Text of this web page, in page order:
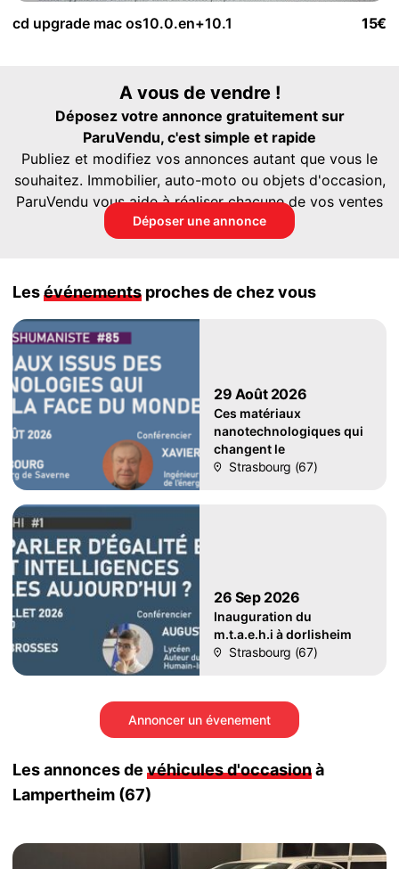
cd upgrade mac os10.0.en+10.1 15€
A vous de vendre !
Déposez votre annonce gratuitement sur
ParuVendu, c'est simple et rapide
Publiez et modifiez vos annonces autant que vous le
souhaitez. Immobilier, auto-moto ou objets d'occasion,
ParuVendu vous aide à réaliser chacune de vos ventes
Déposer une annonce
Lesévénements proches de chez vous
29 Août 2026
Ces matériaux
nanotechnologiques qui
changent le
Strasbourg (67)
26 Sep 2026
Inauguration du
m.t.a.e.h.i à dorlisheim
Strasbourg (67)
Annoncer un évenement
Les annonces de véhicules d'occasionà
Lampertheim (67)